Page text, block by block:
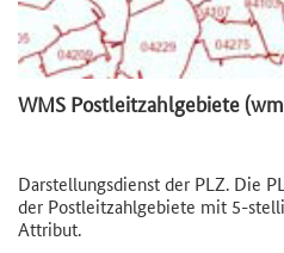
WMS Postleitzahlgebiete
Darstellungsdienst der PLZ. Die
der Postleitzahlgebiete mit 5-
Attribut.